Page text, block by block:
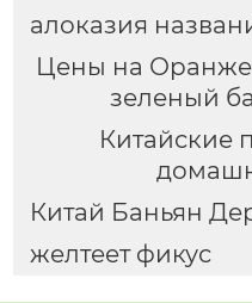
алоказия
Цены на
зеленый
Китайские
Китай Баньян
желтеет фикус